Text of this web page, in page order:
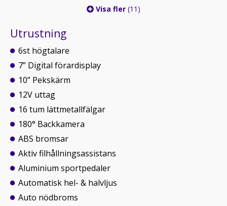
Visa fler (11)
Utrustning
6st högtalare
7” Digital förardisplay
10” Pekskärm
12V uttag
16 tum lättmetallfälgar
180° Backkamera
ABS bromsar
Aktiv filhållningsassistans
Aluminium sportpedaler
Automatisk hel- & halvljus
Auto nödbroms